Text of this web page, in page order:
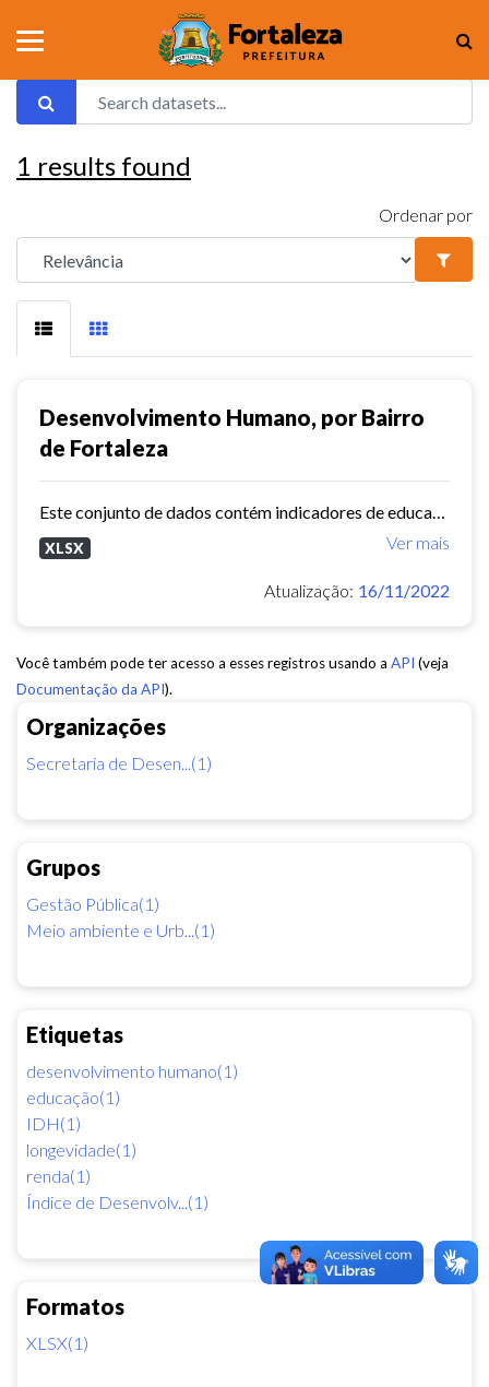
Organizações
Secretaria de Desen...(1)
Grupos
Gestão Pública(1)
Meio ambiente e Urb...(1)
Etiquetas
desenvolvimento humano(1)
educação(1)
IDH(1)
longevidade(1)
renda(1)
Índice de Desenvolv...(1)
Formatos
XLSX(1)
1 results found
Ordenar por
Desenvolvimento Humano, por Bairro
de Fortaleza
Ver mais
XLSX
Atualização: 16/11/2022
Você também pode ter acesso a esses registros usando a API (veja
Documentação da API).